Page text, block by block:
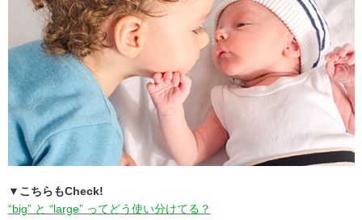
▼こちらもCheck!
“big” と “large” ってどう使い分けてる？